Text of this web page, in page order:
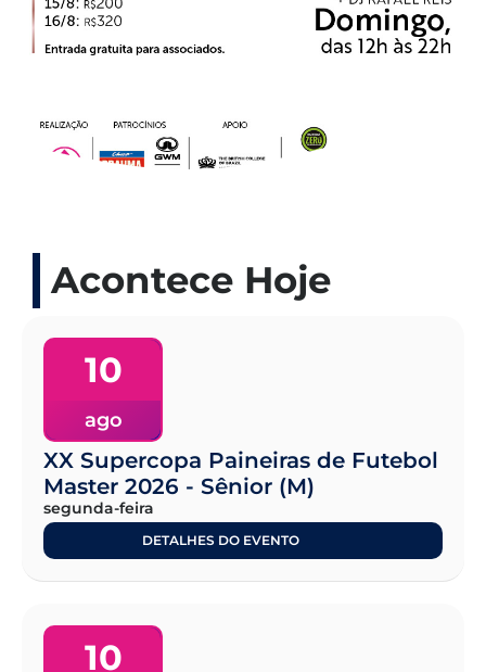
Acontece Hoje
10
ago
XX Supercopa Paineiras de Futebol
Master 2026 - Sênior (M)
segunda-feira
DETALHES DO EVENTO
10